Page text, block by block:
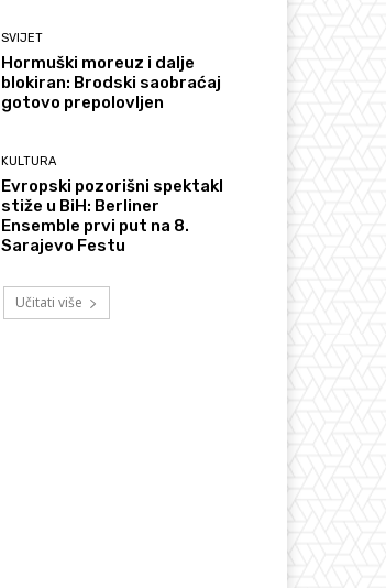
SVIJET
Hormuški moreuz i dalje
blokiran: Brodski saobraćaj
gotovo prepolovljen
KULTURA
Evropski pozorišni spektakl
stiže u BiH: Berliner
Ensemble prvi put na 8.
Sarajevo Festu
Učitati više